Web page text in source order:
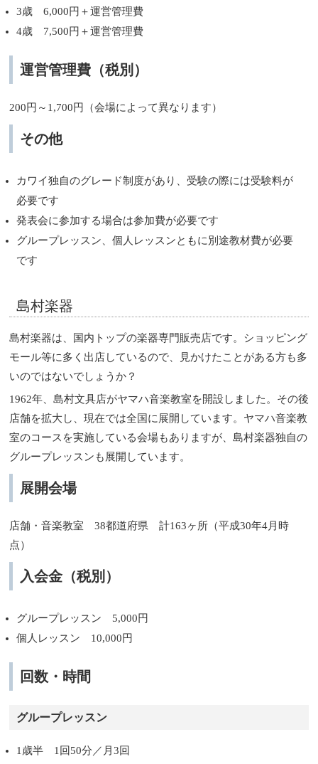
3歳 6,000円＋運営管理費
4歳 7,500円＋運営管理費
運営管理費（税別）
200円～1,700円（会場によって異なります）
その他
カワイ独自のグレード制度があり、受験の際には受験料が
必要です
発表会に参加する場合は参加費が必要です
グループレッスン、個人レッスンともに別途教材費が必要
です
島村楽器
島村楽器は、国内トップの楽器専門販売店です。ショッピング
モール等に多く出店しているので、見かけたことがある方も多
いのではないでしょうか？
1962年、島村文具店がヤマハ音楽教室を開設しました。その後
店舗を拡大し、現在では全国に展開しています。ヤマハ音楽教
室のコースを実施している会場もありますが、島村楽器独自の
グループレッスンも展開しています。
展開会場
店舗・音楽教室 38都道府県 計163ヶ所（平成30年4月時
点）
入会金（税別）
グループレッスン 5,000円
個人レッスン 10,000円
回数・時間
グループレッスン
1歳半 1回50分／月3回